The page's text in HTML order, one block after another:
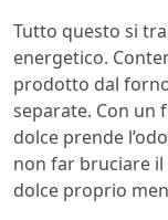
Tutto questo si
energetico.
prodotto dal
separate. Con un
dolce prende
non far bruciare
dolce proprio